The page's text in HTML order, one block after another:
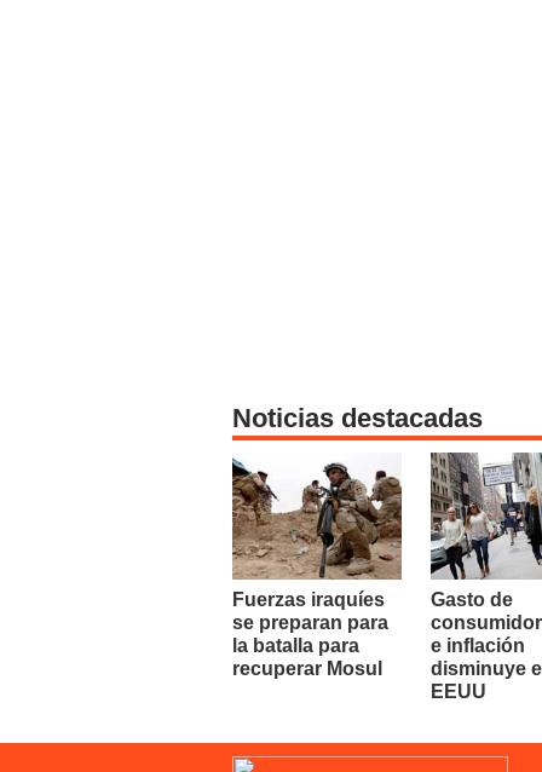
Noticias destacadas
Fuerzas iraquíes
se preparan para
la batalla para
recuperar Mosul
Gasto de
e inflación
disminuye
EEUU